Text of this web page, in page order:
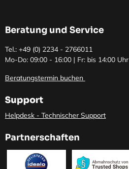
Beratung und Service
Tel.: +49 (0) 2234 - 2766011
Mo-Do: 09:00 - 16:00 | Fr: bis 14:00 Uhr
Beratungstermin buchen
Support
Helpdesk - Technischer Support
Partnerschaften